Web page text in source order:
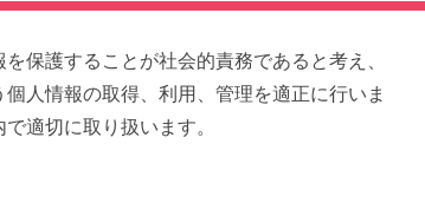
保護することが社会的責務であると考え、
人情報の取得、利用、管理を適正に行いま
適切に取り扱います。